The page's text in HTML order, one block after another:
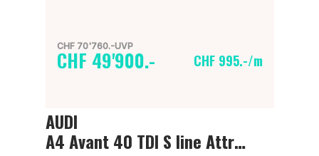
CHF 70'760.-UVP
CHF 49'900.- CHF 995.-/m
AUDI
A4 Avant 40 TDI S line Attraction